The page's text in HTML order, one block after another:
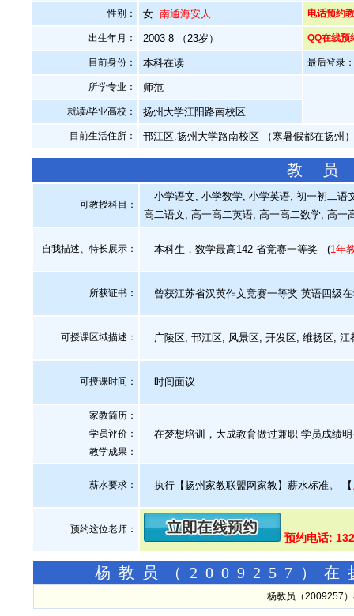
性别： 女 南通海安人 电话预约
出生年月： 2003-8 （23岁） QQ在线预
目前身份： 本科在读 最后登录
所学专业： 师范
就读/毕业高校： 扬州大学江阳路南校区
目前生活住所： 邗江区.扬州大学路南校区 （寒暑假都在扬州）
教 员
可教授科目：
小学语文, 小学数学, 小学英语, 初一初二语
高二语文, 高一高二英语, 高一高二数学, 高
自我描述、特长展示 ： 本科生，数学最高142 省竞赛一等奖 (1年
所获证书 ： 曾获江苏省汉英作文竞赛一等奖 英语四级
可授课区域描述： 广陵区, 邗江区, 风景区, 开发区, 维扬区, 江
可授课时间： 时间面议
家教简历：
学员评价：
教学成果：
在梦想培训，大成教育做过兼职 学员成绩
薪水要求： 执行【扬州家教联盟网家教】薪水标准。 【
预约这位老师：
预约电话:
杨教员（2009257）在
杨教员（2009257